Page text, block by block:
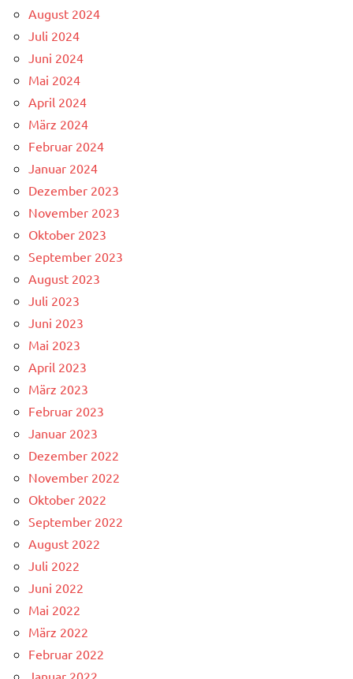
August 2024
Juli 2024
Juni 2024
Mai 2024
April 2024
März 2024
Februar 2024
Januar 2024
Dezember 2023
November 2023
Oktober 2023
September 2023
August 2023
Juli 2023
Juni 2023
Mai 2023
April 2023
März 2023
Februar 2023
Januar 2023
Dezember 2022
November 2022
Oktober 2022
September 2022
August 2022
Juli 2022
Juni 2022
Mai 2022
März 2022
Februar 2022
Januar 2022